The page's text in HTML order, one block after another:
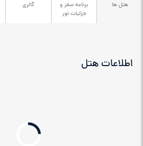
هتل ها
برنامه سفر و
جزئیات تور
گالری
اطلاعات هتل